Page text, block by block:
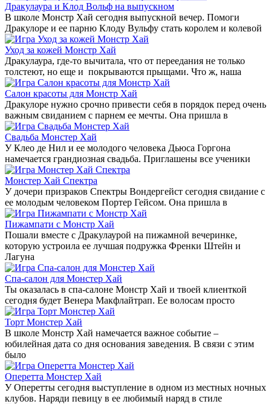
Дракулаура и Клод Вольф на выпускном
В школе Монстр Хай сегодня выпускной вечер. Помоги
Дракулоре и ее парню Клоду Вульфу стать королем и колевой
Уход за кожей Монстр Хай
Дракулаура, где-то вычитала, что от переедания не только
толстеют, но еще и покрываются прыщами. Что ж, наша
Салон красоты для Монстр Хай
Дракулоре нужно срочно привести себя в порядок перед очень
важным свиданием с парнем ее мечты. Она пришла в
Свадьба Монстер Хай
У Клео де Нил и ее молодого человека Дьюса Горгона
намечается грандиозная свадьба. Приглашены все ученики
Монстер Хай Спектра
У дочери призраков Спектры Вондергейст сегодня свидание с
ее молодым человеком Портер Гейсом. Она пришла в
Пижампати с Монстр Хай
Пошали вместе с Дракулаурой на пижамной вечеринке,
которую устроила ее лучшая подружка Френки Штейн и
Лагуна
Спа-салон для Монстер Хай
Ты оказалась в спа-салоне Монстр Хай и твоей клиенткой
сегодня будет Венера Макфлайтрап. Ее волосам просто
Торт Монстер Хай
В школе Монстр Хай намечается важное событие –
юбилейная дата со дня основания заведения. В связи с этим
было
Оперетта Монстер Хай
У Оперетты сегодня выступление в одном из местных ночных
клубов. Наряди певицу в ее любимый наряд в стиле